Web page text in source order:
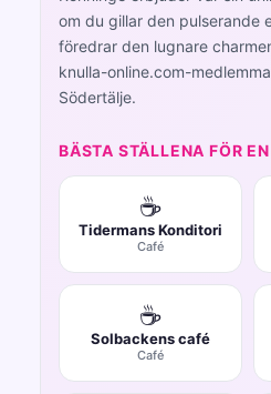
om du gillar den pulserande
föredrar den lugnare
knulla-online.com-
Södertälje.
BÄSTA STÄLLENA FÖR
☕
Tidermans Konditori
Café
☕
Solbackens café
Café